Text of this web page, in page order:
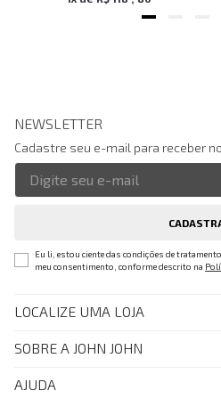
NEWSLETTER
Cadastre seu e-mail para receber
Eu li, estou ciente das condições de
meu consentimento, conforme descrito na
LOCALIZE UMA LOJA
SOBRE A JOHN JOHN
Quem Somos
AJUDA